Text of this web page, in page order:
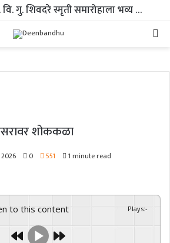
स्वातंत्र्यसैनिक कै. वि. गु. शिवदरे स्मृती समारोहाला भव्य प्रारंभ; ८ ते १७ ऑगस्टदरम्यान विविध सामाजिक, शैक्षणिक, सांस्कृतिक आणि आरोग्यविषयक कार्यक्रमांची मेजवानी
शोककळा
0 551 1 minute read
to this content Plays:-